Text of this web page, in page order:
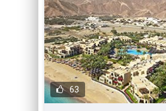
63